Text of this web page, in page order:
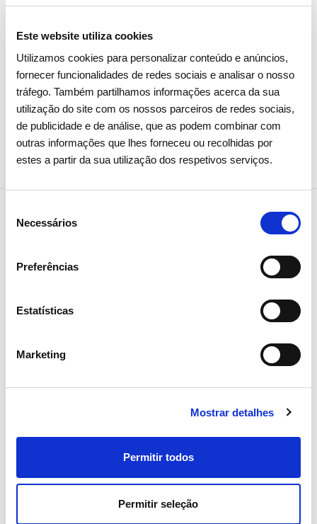
Este website utiliza cookies
Utilizamos cookies para personalizar conteúdo e anúncios,
fornecer funcionalidades de redes sociais e analisar o nosso
tráfego. Também partilhamos informações acerca da sua
utilização do site com os nossos parceiros de redes sociais,
de publicidade e de análise, que as podem combinar com
outras informações que lhes forneceu ou recolhidas por
estes a partir da sua utilização dos respetivos serviços.
Necessários
Preferências
Estatísticas
Marketing
Mostrar detalhes
Permitir todos
Permitir seleção
cerca de 1 TWh de gás natural, o valor mensal
exportado mais elevado de sempre.
Partilhar notícia